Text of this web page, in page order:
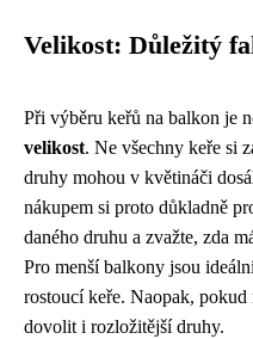
Velikost: Důležitý
Při výběru keřů na balkon je
velikost. Ne všechny keře si
druhy mohou v květináči
nákupem si proto důkladně
daného druhu a zvažte, zda
Pro menší balkony jsou
rostoucí keře. Naopak, pokud
dovolit i rozložitější druhy.